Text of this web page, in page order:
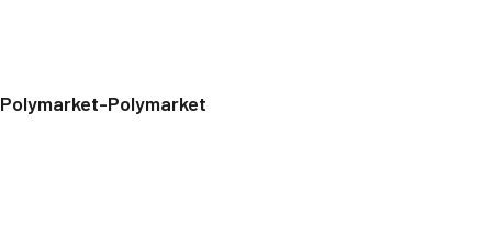
Polymarket-Polymarket